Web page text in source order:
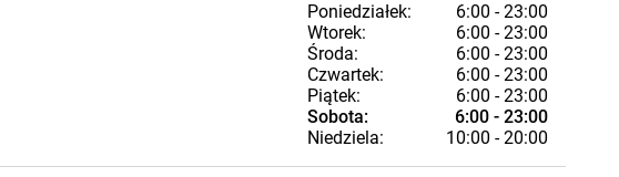
Poniedziałek:
6:00 - 23:00
Wtorek:
6:00 - 23:00
Środa:
6:00 - 23:00
Czwartek:
6:00 - 23:00
Piątek:
6:00 - 23:00
Sobota:
6:00 - 23:00
Niedziela:
10:00 - 20:00